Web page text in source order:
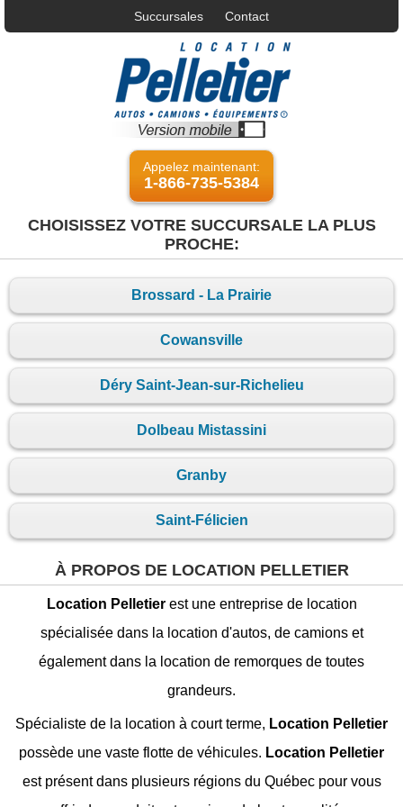
Succursales Contact
Appelez maintenant:
1-866-735-5384
CHOISISSEZ VOTRE SUCCURSALE LA PLUS
PROCHE:
Brossard - La Prairie
Cowansville
Déry Saint-Jean-sur-Richelieu
Dolbeau Mistassini
Granby
Saint-Félicien
À PROPOS DE LOCATION PELLETIER
Location Pelletierest une entreprise de location
spécialisée dans la location d'autos, de camions et
également dans la location de remorques de toutes
grandeurs.
Spécialiste de la location à court terme, Location Pelletier
possède une vaste flotte de véhicules. Location Pelletier
est présent dans plusieurs régions du Québec pour vous